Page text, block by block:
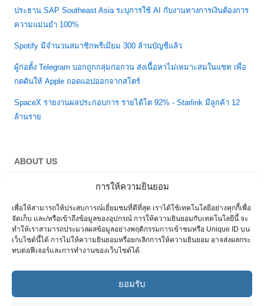
การให้ความยินยอม
เพื่อให้สามารถให้ประสบการณ์เยี่ยมชมที่ดีที่สุด เราได้ใช้เทคโนโลยีอย่างคุกกี้เพื่อ
จัดเก็บ และ/หรือเข้าถึงข้อมูลของอุปกรณ์ การให้ความยินยอมกับเทคโนโลยีนี้ จะ
ทำให้เราสามารถประมวลผลข้อมูลอย่างพฤติกรรมการเข้าชมหรือ Unique ID บน
เว็บไซต์นี้ได้ การไม่ให้ความยินยอมหรือยกเลิกการให้ความยินยอม อาจส่งผลกระ
ทบต่อฟีเจอร์และการทำงานของเว็บไซต์ได้
ยอมรับ
ประธาน SAP Southeast Asia ระบุการใช้ AI กับงานทางการเงินต้องการ
ความแม่นยำ 100%
Spotify มีจำนวนสมาชิกพรีเมียม 300 ล้านบัญชีแล้ว
ผู้ก่อตั้ง Telegram บอกถูกกลุ่มก่อกวน ส่งเนื้อหาไม่เหมาะสมในแชท เพื่อ
กดดันให้ Apple ถอดแอปออกจากสโตร์
SpaceX รายงานผลประกอบการ รายได้โต 92% - Starlink มีลูกค้า 12
ล้านราย
ABOUT US